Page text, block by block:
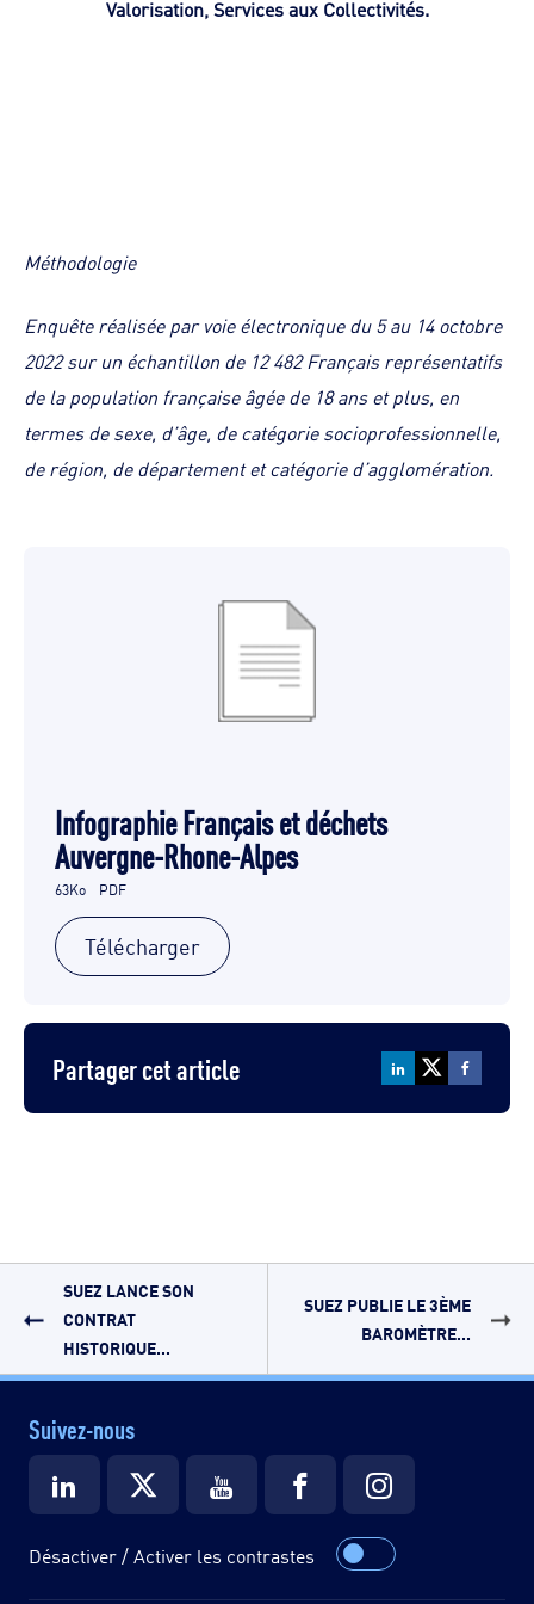
Valorisation, Services aux Collectivités.
Méthodologie
Enquête réalisée par voie électronique du 5 au 14 octobre
2022 sur un échantillon de 12 482 Français représentatifs
de la population française âgée de 18 ans et plus, en
termes de sexe, d’âge, de catégorie socioprofessionnelle,
de région, de département et catégorie d’agglomération.
Infographie Français et déchets
Auvergne-Rhone-Alpes
63Ko PDF
Télécharger
Partager cet article
SUEZ LANCE SON
CONTRAT
HISTORIQUE...
SUEZ PUBLIE LE 3ÈME
BAROMÈTRE...
Suivez-nous
Désactiver / Activer les contrastes